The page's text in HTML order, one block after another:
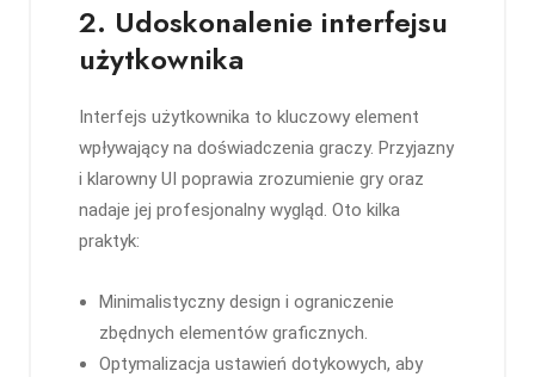
2. Udoskonalenie interfejsu
użytkownika
Interfejs użytkownika to kluczowy element
wpływający na doświadczenia graczy. Przyjazny
i klarowny UI poprawia zrozumienie gry oraz
nadaje jej profesjonalny wygląd. Oto kilka
praktyk:
Minimalistyczny design i ograniczenie
zbędnych elementów graficznych.
Optymalizacja ustawień dotykowych, aby